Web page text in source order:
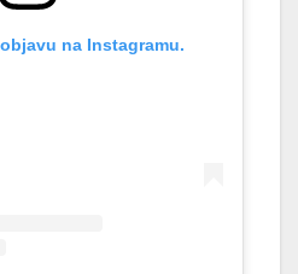
na Instagramu.